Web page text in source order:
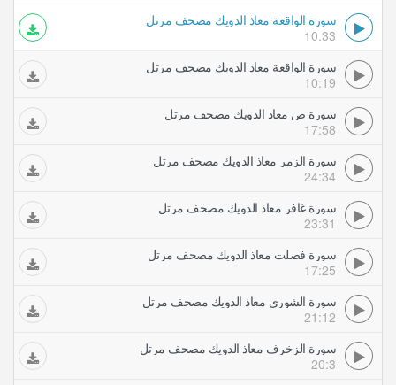
سورة الواقعة معاذ الدويك مصحف مرتل
10.33
سورة الواقعة معاذ الدويك مصحف مرتل
10:19
سورة ص معاذ الدويك مصحف مرتل
17:58
سورة الزمر معاذ الدويك مصحف مرتل
24:34
سورة غافر معاذ الدويك مصحف مرتل
23:31
سورة فصلت معاذ الدويك مصحف مرتل
17:25
سورة الشورى معاذ الدويك مصحف مرتل
21:12
سورة الزخرف معاذ الدويك مصحف مرتل
20:3